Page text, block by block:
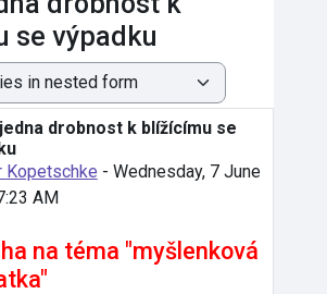
se výpadku
drobnost k blížícímu se
Kopetschke - Wednesday, 7 June
AM
of replies: 0
na téma "myšlenková